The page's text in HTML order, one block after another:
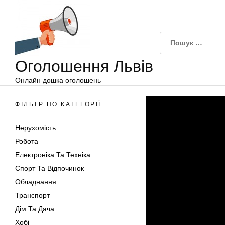
Оголошення Львів
Онлайн дошка оголошень
ФІЛЬТР ПО КАТЕГОРІЇ
Нерухомість
Робота
Електроніка Та Техніка
Спорт Та Відпочинок
Обладнання
Транспорт
Дім Та Дача
Хобі